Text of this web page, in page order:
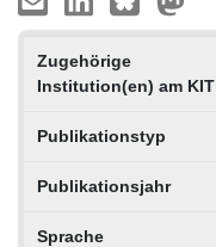
Zugehörige
Institution(en) am KIT
Publikationstyp
Publikationsjahr
Sprache